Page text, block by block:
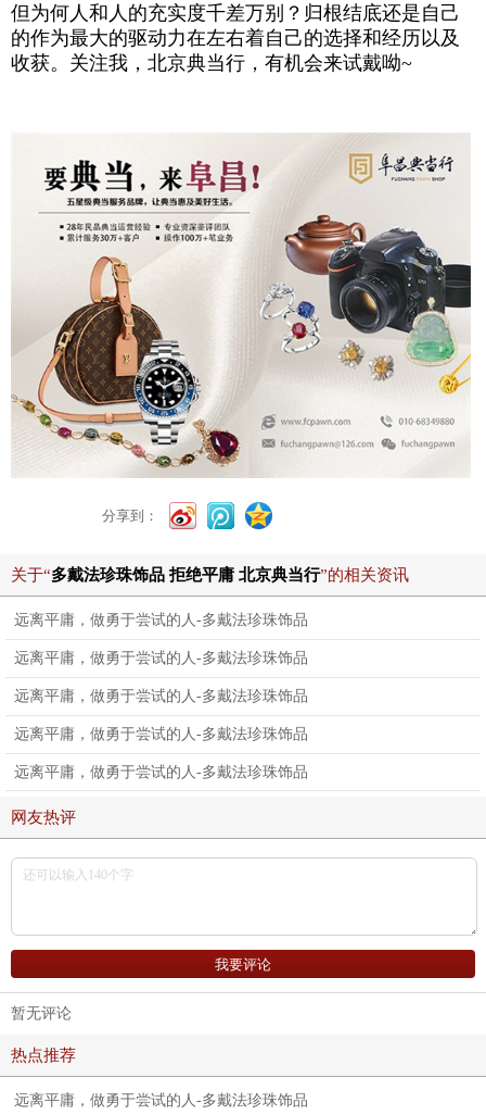
但为何人和人的充实度千差万别？归根结底还是自己
的作为最大的驱动力在左右着自己的选择和经历以及
收获。关注我，北京典当行，有机会来试戴呦~
分享到：
关于“多戴法珍珠饰品 拒绝平庸 北京典当行”的相关资讯
远离平庸，做勇于尝试的人-多戴法珍珠饰品
远离平庸，做勇于尝试的人-多戴法珍珠饰品
远离平庸，做勇于尝试的人-多戴法珍珠饰品
远离平庸，做勇于尝试的人-多戴法珍珠饰品
远离平庸，做勇于尝试的人-多戴法珍珠饰品
网友热评
暂无评论
热点推荐
远离平庸，做勇于尝试的人-多戴法珍珠饰品